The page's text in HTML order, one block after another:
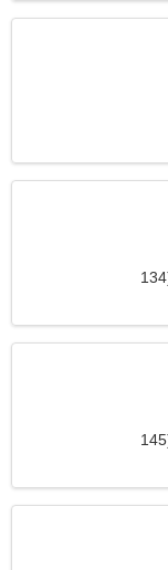
160 ס"מ (5'3"), 61 ק"ג (134
164 ס"מ (5'5"), 66 ק"ג (145